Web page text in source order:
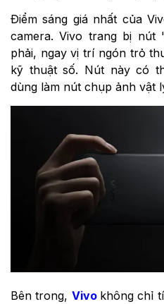
Điểm sáng giá nhất của
camera. Vivo trang bị
phải, ngay vị trí ngón trỏ
kỹ thuật số. Nút này có
dùng làm nút chụp ảnh vật
Bên trong, Vivo không chỉ